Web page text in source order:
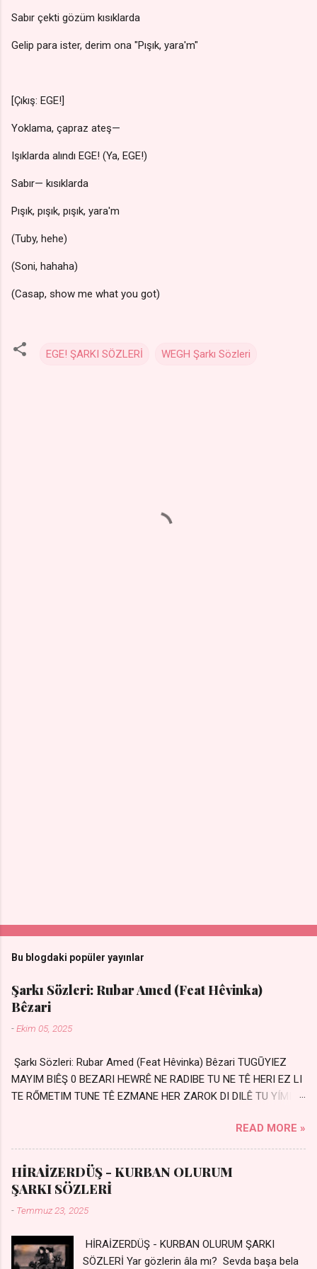
Sabır çekti gözüm kısıklarda
Gelip para ister, derim ona "Pışık, yara'm"
[Çıkış: EGE!]
Yoklama, çapraz ateş—
Işıklarda alındı EGE! (Ya, EGE!)
Sabır— kısıklarda
Pışık, pışık, pışık, yara'm
(Tuby, hehe)
(Soni, hahaha)
(Casap, show me what you got)
EGE! ŞARKI SÖZLERİ WEGH Şarkı Sözleri
Bu blogdaki popüler yayınlar
Şarkı Sözleri: Rubar Amed (Feat Hêvinka)
Bêzari
-Ekim 05, 2025
Şarkı Sözleri: Rubar Amed (Feat Hêvinka) Bêzari TUGŪYIEZ
MAYIM BIÊŞ 0 BEZARI HEWRÊ NE RADIBE TU NE TÊ HERI EZ LI
TE RŐMETIM TUNE TÊ EZMANE HER ZAROK DI DILÊ TU YÍMIN
Silinmis yarıda. Hasretin yel gibi Eser yar içimden Bir kıza sevdalı
Yaralı adamım. Sensizlik bir hançer Geceler susmuyor Yaralı
kalbimde Bir sızı durmuyor Tu yi bihare min Ez ji payizim Li
dile şevên min Teng e nefes im Adını sayıklar Uykusuz
geceler Sensiz her sabahım Sessiz ve kederli
READ MORE »
HİRAİZERDÜŞ - KURBAN OLURUM
ŞARKI SÖZLERİ
- Temmuz 23, 2025
HİRAİZERDÜŞ - KURBAN OLURUM ŞARKI
SÖZLERİ Yar gözlerin âla mı? Sevda başa bela